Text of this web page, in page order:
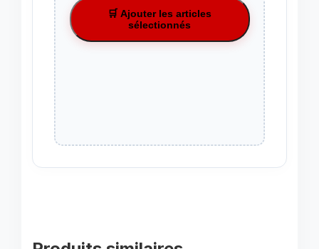
🛒 Ajouter les articles
sélectionnés